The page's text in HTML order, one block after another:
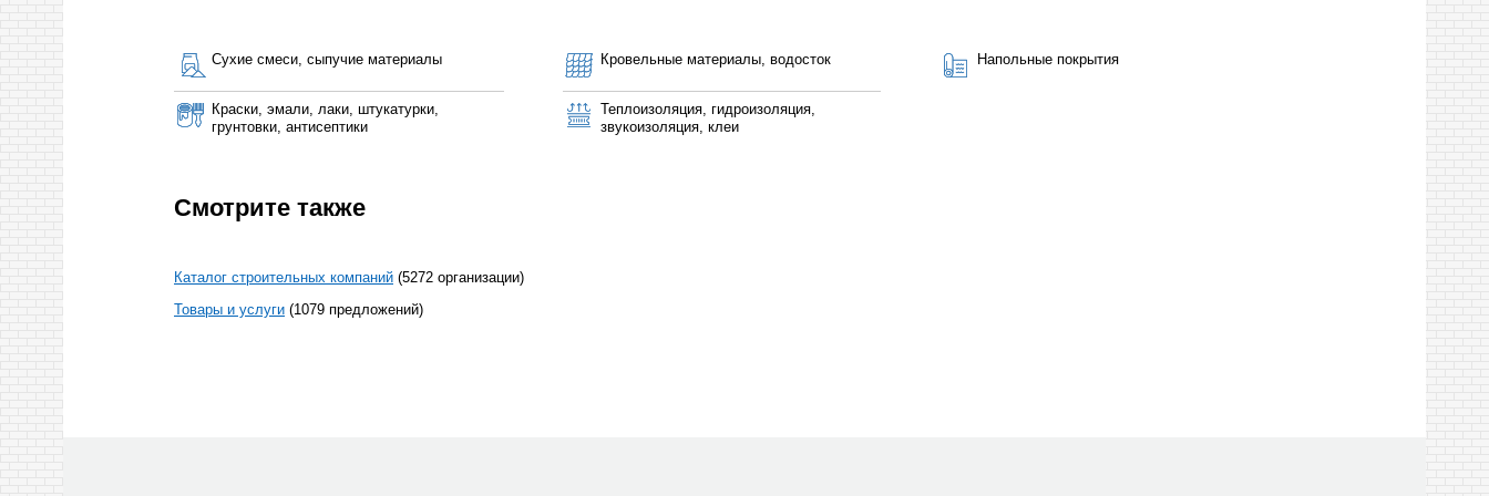
Сухие смеси, сыпучие материалы Кровельные материалы, водосток Напольные покрытия
Краски, эмали, лаки, штукатурки,
грунтовки, антисептики
Теплоизоляция, гидроизоляция,
звукоизоляция, клеи
Смотрите также
Каталог строительных компаний (5272 организации)
Товары и услуги (1079 предложений)